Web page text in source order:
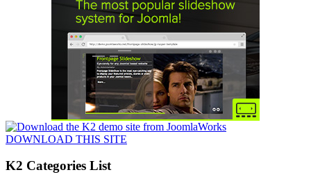
DOWNLOAD THIS SITE
K2 Categories List